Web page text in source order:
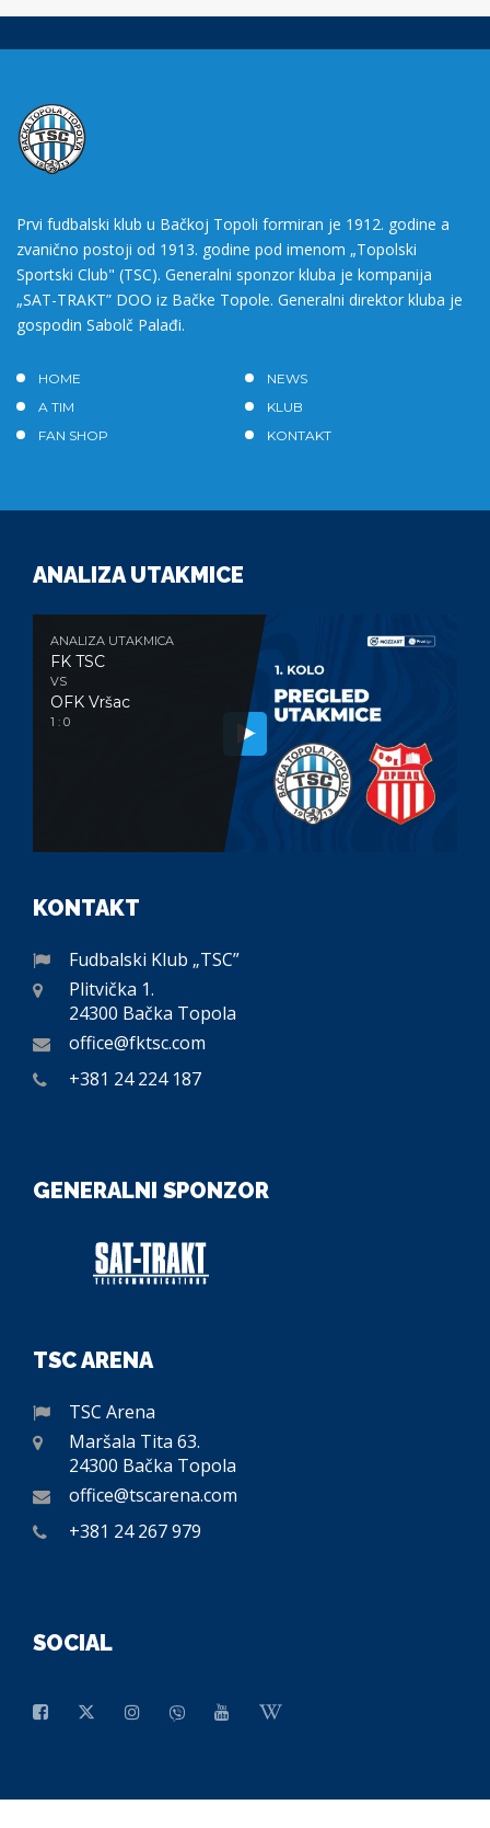
Prvi fudbalski klub u Bačkoj Topoli formiran je 1912. godine a
zvanično postoji od 1913. godine pod imenom „Topolski
Sportski Club" (TSC). Generalni sponzor kluba je kompanija
„SAT-TRAKT” DOO iz Bačke Topole. Generalni direktor kluba je
gospodin Sabolč Palađi.
HOME
NEWS
A TIM
KLUB
FAN SHOP
KONTAKT
ANALIZA UTAKMICE
ANALIZA UTAKMICA
FK TSC
VS
OFK Vršac
1 : 0
KONTAKT
Fudbalski Klub „TSC”
Plitvička 1.
24300 Bačka Topola
office@fktsc.com
+381 24 224 187
GENERALNI SPONZOR
TSC ARENA
TSC Arena
Maršala Tita 63.
24300 Bačka Topola
office@tscarena.com
+381 24 267 979
SOCIAL